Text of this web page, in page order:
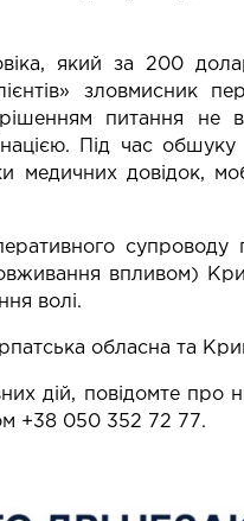
який за 200
зловмисник
питання не
Під час
медичних довідок,
супроводу
впливом)
волі.
обласна та
дій, повідомте про
+38 050 352 72 77.